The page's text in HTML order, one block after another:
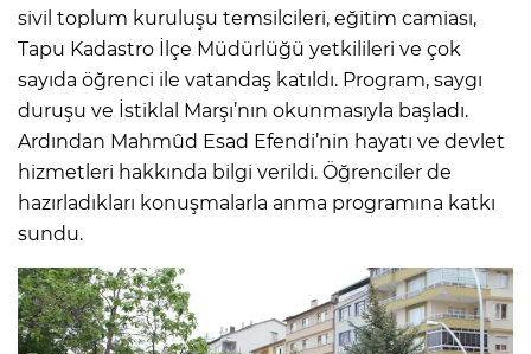
sivil toplum kuruluşu temsilcileri, eğitim camiası,
Tapu Kadastro İlçe Müdürlüğü yetkilileri ve çok
sayıda öğrenci ile vatandaş katıldı. Program, saygı
duruşu ve İstiklal Marşı’nın okunmasıyla başladı.
Ardından Mahmûd Esad Efendi’nin hayatı ve devlet
hizmetleri hakkında bilgi verildi. Öğrenciler de
hazırladıkları konuşmalarla anma programına katkı
sundu.